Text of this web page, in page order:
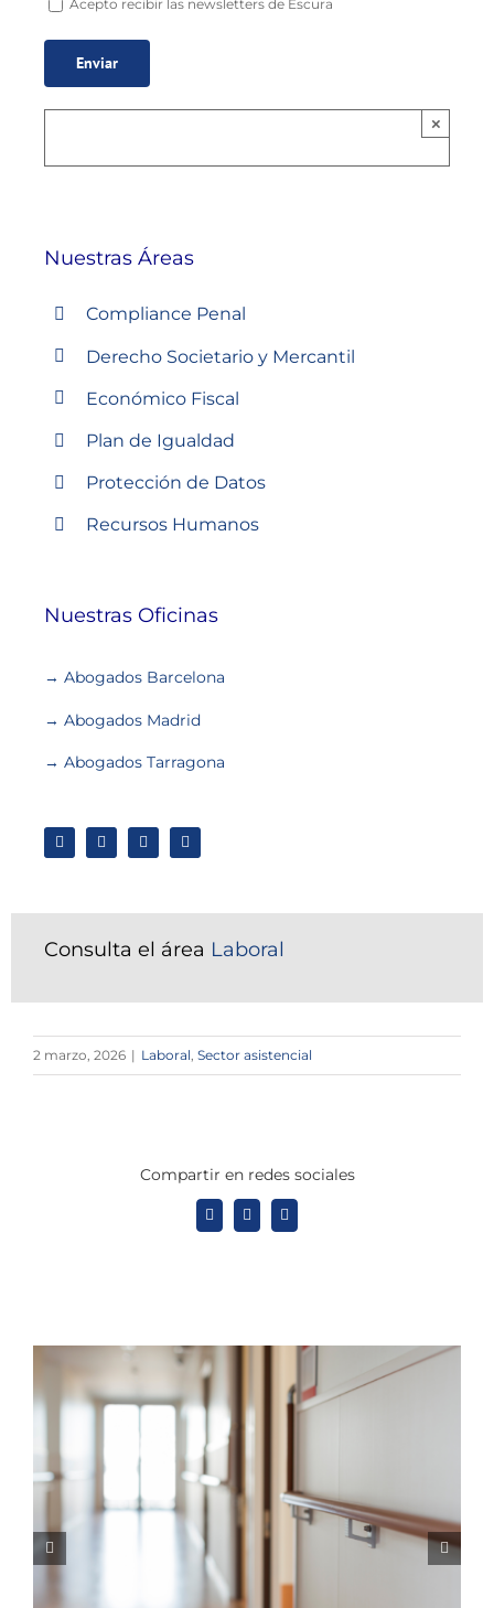
Acepto recibir las newsletters de Escura
×
Nuestras Áreas
Compliance Penal
Derecho Societario y Mercantil
Económico Fiscal
Plan de Igualdad
Protección de Datos
Recursos Humanos
Nuestras Oficinas
→ Abogados Barcelona
→ Abogados Madrid
→ Abogados Tarragona
Consulta el área Laboral
2 marzo, 2026 | Laboral Sector asistencial
Compartir en redes sociales
X LinkedInWhatsApp